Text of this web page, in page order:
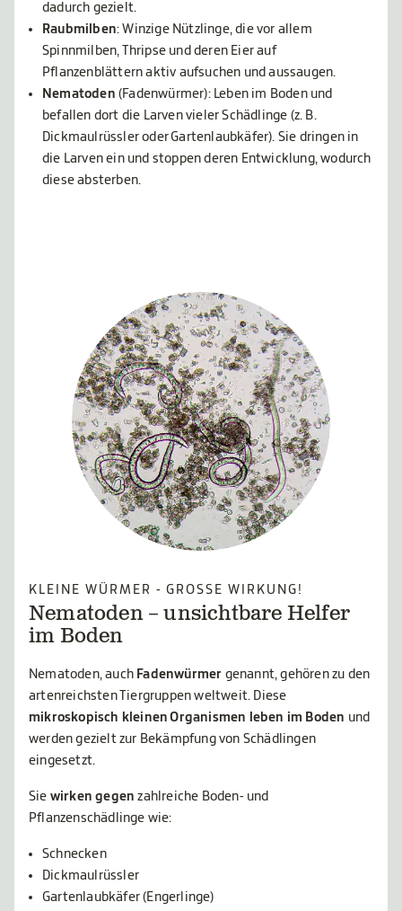
dadurch gezielt.
Raubmilben: Winzige Nützlinge, die vor allem
Spinnmilben, Thripse und deren Eier auf
Pflanzenblättern aktiv aufsuchen und aussaugen.
Nematoden (Fadenwürmer): Leben im Boden und
befallen dort die Larven vieler Schädlinge (z. B.
Dickmaulrüssler oder Gartenlaubkäfer). Sie dringen in
die Larven ein und stoppen deren Entwicklung, wodurch
diese absterben.
KLEINE WÜRMER - GROSSE WIRKUNG!
Nematoden – unsichtbare Helfer
im Boden
Nematoden, auch Fadenwürmer genannt, gehören zu den
artenreichsten Tiergruppen weltweit. Diese
mikroskopisch kleinen Organismen leben im Boden und
werden gezielt zur Bekämpfung von Schädlingen
eingesetzt.
Sie wirken gegen zahlreiche Boden- und
Pflanzenschädlinge wie:
Schnecken
Dickmaulrüssler
Gartenlaubkäfer (Engerlinge)